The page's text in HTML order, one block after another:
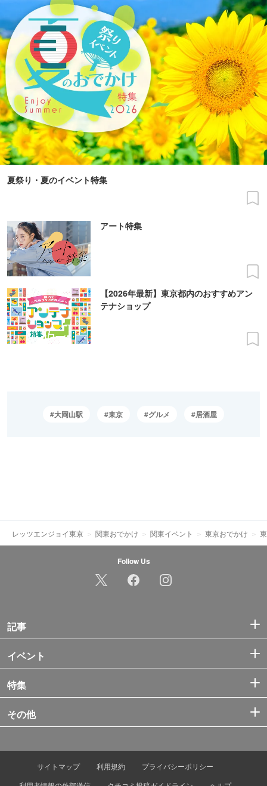
夏祭り・夏のイベント特集
アート特集
【2026年最新】東京都内のおすすめアン
テナショップ
大岡山駅 東京 グルメ 居酒屋
レッツエンジョイ東京 関東おでかけ 関東イベント 東京おでかけ
Follow Us
記事
イベント
特集
その他
サイトマップ 利用規約
プライバシーポリシー